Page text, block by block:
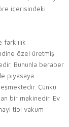
içerisindeki
özel üretmiş
Bununla beraber
piyasaya
Çünkü
bir makinedir. Ev
tipi vakum